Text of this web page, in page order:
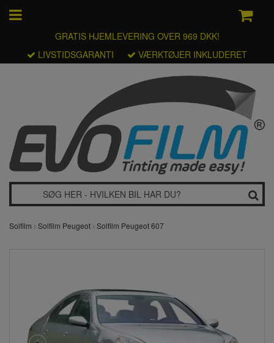
GRATIS HJEMLEVERING OVER 969 DKK!
LIVSTIDSGARANTI
VÆRKTØJER INKLUDERET
Solfilm Solfilm Peugeot Solfilm Peugeot 607